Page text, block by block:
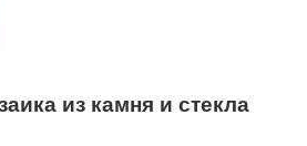
из камня и стекла